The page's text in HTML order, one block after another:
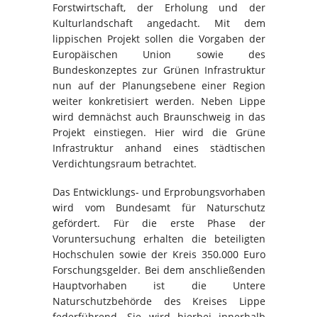
Forstwirtschaft, der Erholung und der
Kulturlandschaft angedacht. Mit dem
lippischen Projekt sollen die Vorgaben der
Europäischen Union sowie des
Bundeskonzeptes zur Grünen Infrastruktur
nun auf der Planungsebene einer Region
weiter konkretisiert werden. Neben Lippe
wird demnächst auch Braunschweig in das
Projekt einstiegen. Hier wird die Grüne
Infrastruktur anhand eines städtischen
Verdichtungsraum betrachtet.
Das Entwicklungs- und Erprobungsvorhaben
wird vom Bundesamt für Naturschutz
gefördert. Für die erste Phase der
Voruntersuchung erhalten die beteiligten
Hochschulen sowie der Kreis 350.000 Euro
Forschungsgelder. Bei dem anschließenden
Hauptvorhaben ist die Untere
Naturschutzbehörde des Kreises Lippe